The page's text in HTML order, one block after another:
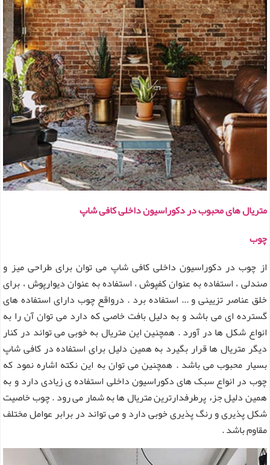
متریال های محبوب در دکوراسیون داخلی کافی شاپ
چوب
از چوب در دکوراسیون داخلی کافی شاپ می توان برای طراحی میز و
صندلی ، استفاده به عنوان کفپوش ، استفاده به عنوان دیوارپوش ، برای
خلق عناصر تزیینی و ... استفاده برد . درواقع چوب دارای استفاده های
گسترده ای می باشد و به دلیل بافت خاصی که دارد می توان آن را به
انواع شکل ها در آورد . همچنین این متریال به خوبی می تواند در کنار
دیگر متریال ها قرار بگیرد به همین دلیل برای استفاده در کافی شاپ
بسیار محبوب می باشد . همچنین می توان به این نکته اشاره نمود که
چوب در انواع سبک های دکوراسیون داخلی استفاده ی زیادی دارد و به
همین دلیل جزء پرطرفدارترین متریال ها به شمار می رود . چوب خاصیت
شکل پذیری و رنگ پذیری خوبی دارد و می تواند در برابر عوامل مختلف
مقاوم باشد .